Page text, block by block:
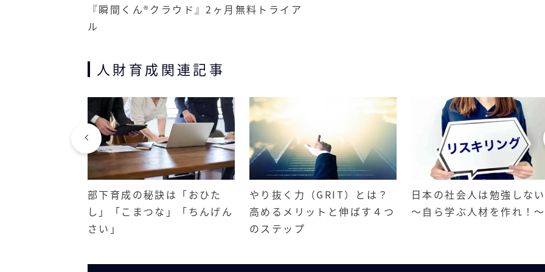
『瞬間くん®クラウド』2ヶ月無料トライア
ル
人財育成関連記事
部下育成の秘訣は「おひた
し」「こまつな」「ちんげん
さい」
やり抜く力（GRIT）とは？
高めるメリットと伸ばす４つ
のステップ
日本の社会人は勉強しな
～自ら学ぶ人材を作れ！～